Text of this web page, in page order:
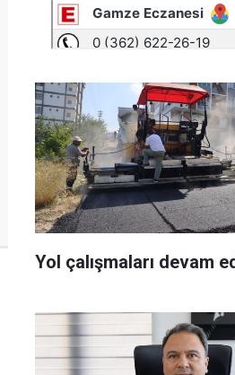
Yol çalışmaları devam